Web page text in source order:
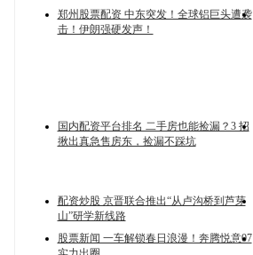
郑州股票配资 中东突发！全球铝巨头遭袭
击！伊朗强硬发声！
国内配资平台排名 二手房也能捡漏？3 招
揪出真急售房东，捡漏不踩坑
配资炒股 京晋联合推出“从卢沟桥到芦芽
山”研学新线路
股票新闻 一车解锁春日浪漫！奔腾悦意07